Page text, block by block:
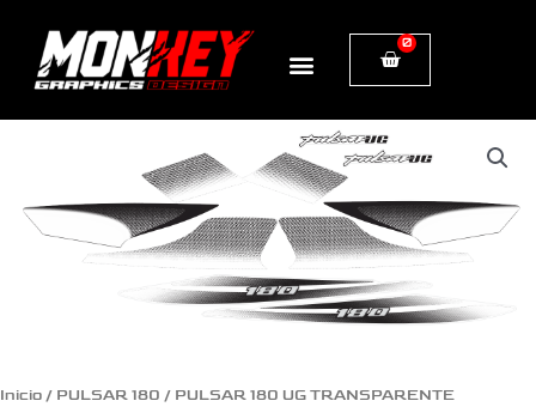
0
Cart
Inicio / PULSAR 180 / PULSAR 180 UG TRANSPARENTE